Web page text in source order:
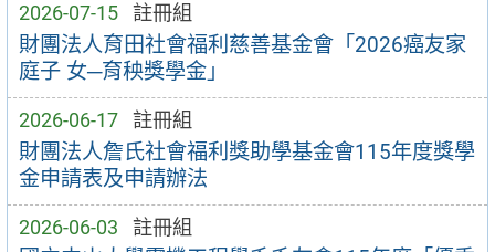
2026-07-15 註冊組
財團法人育田社會福利慈善基金會「2026癌友家
庭子 女─育秧獎學金」
2026-06-17 註冊組
財團法人詹氏社會福利獎助學基金會115年度獎學
金申請表及申請辦法
2026-06-03 註冊組